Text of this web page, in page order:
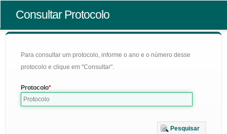
Consultar Protocolo
Para consultar um protocolo, informe o ano e o número desse
protocolo e clique em "Consultar".
Protocolo
Pesquisar